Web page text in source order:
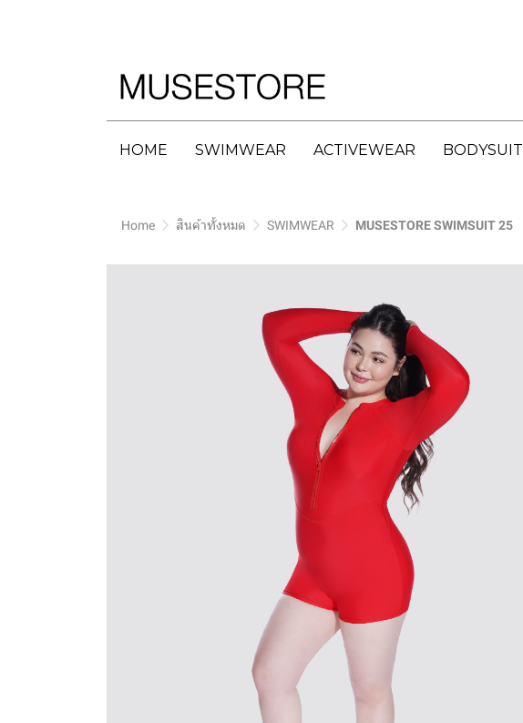
HOME SWIMWEAR ACTIVEWEAR BODYSUIT
Home สินค้าทั้งหมด SWIMWEAR MUSESTORE SWIMSUIT 25